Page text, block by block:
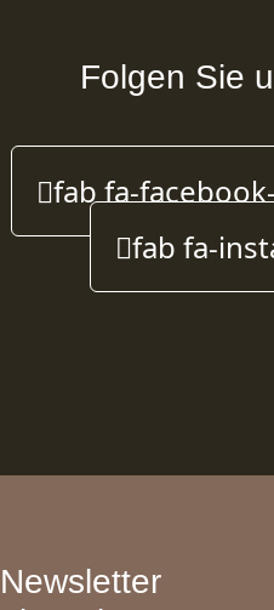
Folgen Sie
fab fa-
fab fa-
Newsletter